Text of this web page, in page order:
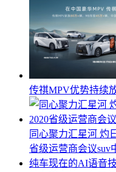
传祺MPV优势持续
同心聚力汇星河 灼
省级运营商会议suv
纯车现在的AI语音